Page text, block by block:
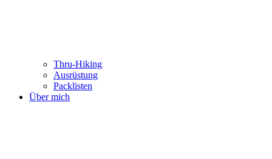
Thru-Hiking
Ausrüstung
Packlisten
Über mich